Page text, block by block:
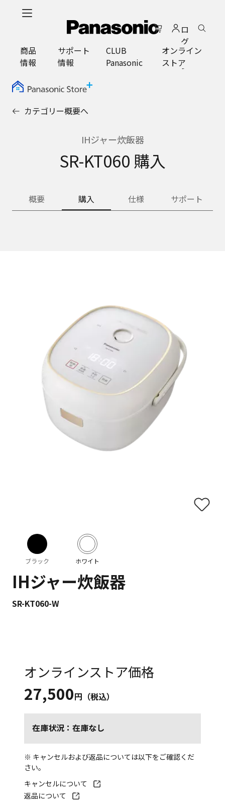
ロ
グ
イ
ン
商品
情報
サポート
情報
CLUB
Panasonic
オンライン
ストア
カテゴリー概要へ
IHジャー炊飯器
SR-KT060 購入
概要 購入 仕様 サポート
ブラック ホワイト
IHジャー炊飯器
SR-KT060-W
オンラインストア価格
27,500円（税込）
在庫状況：在庫なし
※ キャンセルおよび返品については以下をご確認くだ
さい。
キャンセルについて
返品について